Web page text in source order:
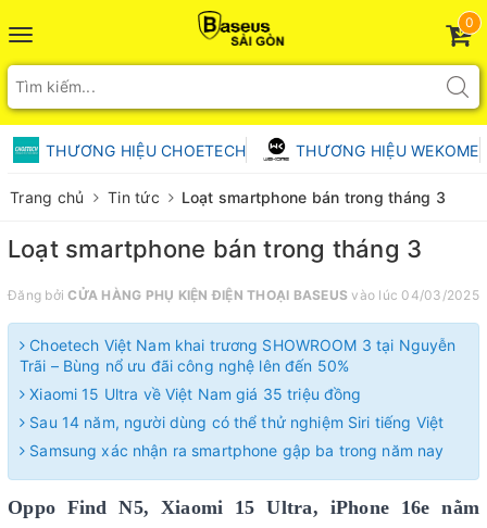
Toggle
navigation
0
THƯƠNG HIỆU CHOETECH THƯƠNG HIỆU WEKOME
Trang chủ Tin tức Loạt smartphone bán trong tháng 3
Loạt smartphone bán trong tháng 3
Đăng bởiCỬA HÀNG PHỤ KIỆN ĐIỆN THOẠI BASEUS vào lúc 04/03/2025
Choetech Việt Nam khai trương SHOWROOM 3 tại Nguyễn
Trãi – Bùng nổ ưu đãi công nghệ lên đến 50%
Xiaomi 15 Ultra về Việt Nam giá 35 triệu đồng
Sau 14 năm, người dùng có thể thử nghiệm Siri tiếng Việt
Samsung xác nhận ra smartphone gập ba trong năm nay
Oppo Find N5, Xiaomi 15 Ultra, iPhone 16e nằm